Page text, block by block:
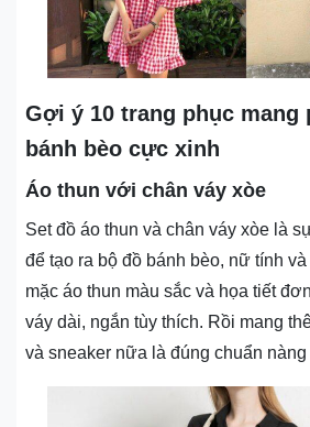
Gợi ý 10 trang phục mang
bánh bèo cực xinh
Áo thun với chân váy xòe
Set đồ áo thun và chân váy xòe là
để tạo ra bộ đồ bánh bèo, nữ tính
mặc áo thun màu sắc và họa tiết
váy dài, ngắn tùy thích. Rồi mang
và sneaker nữa là đúng chuẩn